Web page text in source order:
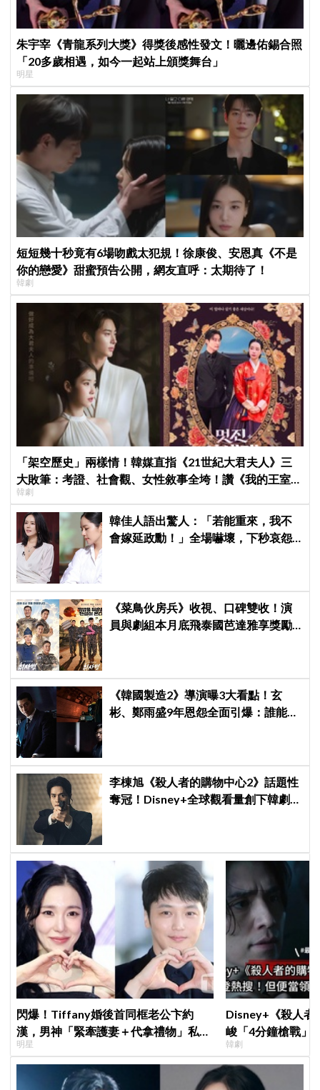
朱宇宰《青龍系列大獎》得獎後感性發文！曬邊佑錫合照
「20多歲相遇，如今一起站上頒獎舞台」
明星
短短幾十秒竟有6場吻戲太犯規！徐康俊、安恩真《不是
你的戀愛》甜蜜預告公開，網友直呼：太期待了！
韓劇
「架空歷史」兩樣情！韓媒直指《21世紀大君夫人》三
大敗筆：考證、社會觀、女性敘事全垮！讚《我的王室死
對頭》諷刺到位
韓劇
韓佳人語出驚人：「若能重來，我不
會嫁延政勳！」全場嚇壞，下秒哀怨
《菜鳥伙房兵》收視、口碑雙收！演
員與劇組本月底飛泰國芭達雅享獎勵
《韓國製造2》導演曝3大看點！玄
彬、鄭雨盛9年恩怨全面引爆：誰能活
李棟旭《殺人者的購物中心2》話題性
奪冠！Disney+全球觀看量創下韓劇新
閃爆！Tiffany婚後首同框老公卞約
漢，男神「緊牽護妻＋代拿禮物」私下
甜度超標
明星
Disney+《殺人者
峻「4分鐘槍戰」
完兩大主角全掛
韓劇